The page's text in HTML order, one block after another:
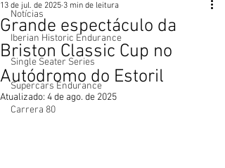
Notícias
Iberian Historic Endurance
Single Seater Series
Supercars Endurance
Carrera 80
Grande espectáculo da
Briston Classic Cup no
Autódromo do Estoril
13 de jul. de 2025 3 min de leitura
Atualizado: 4 de ago. de 2025